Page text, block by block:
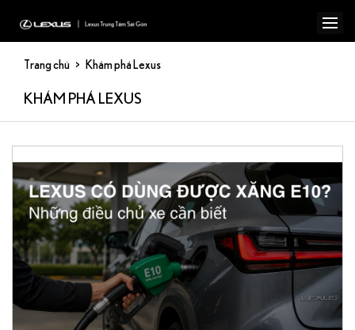
KHÁM PHÁ LEXUS
Trang chủ Khám phá Lexus